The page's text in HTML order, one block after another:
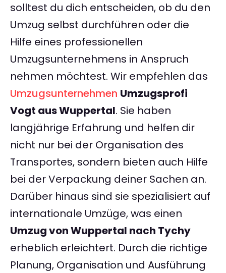
solltest du dich entscheiden, ob du den
Umzug selbst durchführen oder die
Hilfe eines professionellen
Umzugsunternehmens in Anspruch
nehmen möchtest. Wir empfehlen das
Umzugsunternehmen Umzugsprofi
Vogt aus Wuppertal. Sie haben
langjährige Erfahrung und helfen dir
nicht nur bei der Organisation des
Transportes, sondern bieten auch Hilfe
bei der Verpackung deiner Sachen an.
Darüber hinaus sind sie spezialisiert auf
internationale Umzüge, was einen
Umzug von Wuppertal nach Tychy
erheblich erleichtert. Durch die richtige
Planung, Organisation und Ausführung